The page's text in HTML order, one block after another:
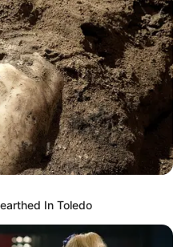
et logique du
jour
du Tiercé
des chevaux parmi les
d’où on l’espère une
In Toledo